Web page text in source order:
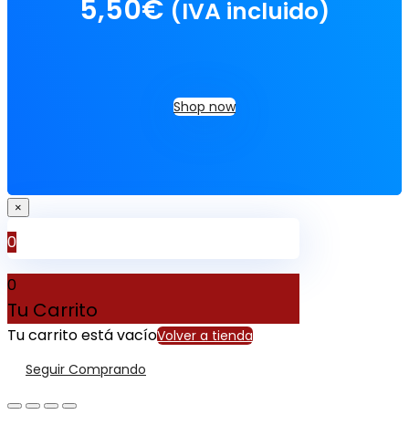
5,50€ (IVA incluido)
Shop now
×
0
0
Tu Carrito
Tu carrito está vacíoVolver a tienda
Seguir Comprando